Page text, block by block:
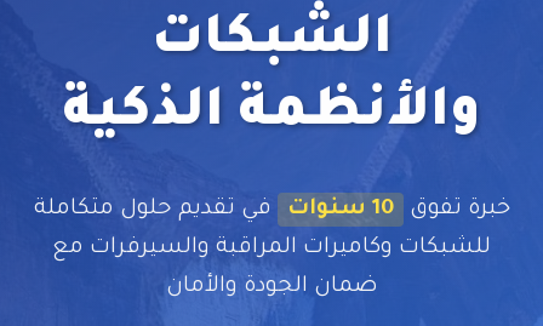
الشبكات
والأنظمة الذكية
خبرة تفوق 10 سنوات
في تقديم حلول متكاملة
للشبكات وكاميرات المراقبة والسيرفرات مع
ضمان الجودة والأمان